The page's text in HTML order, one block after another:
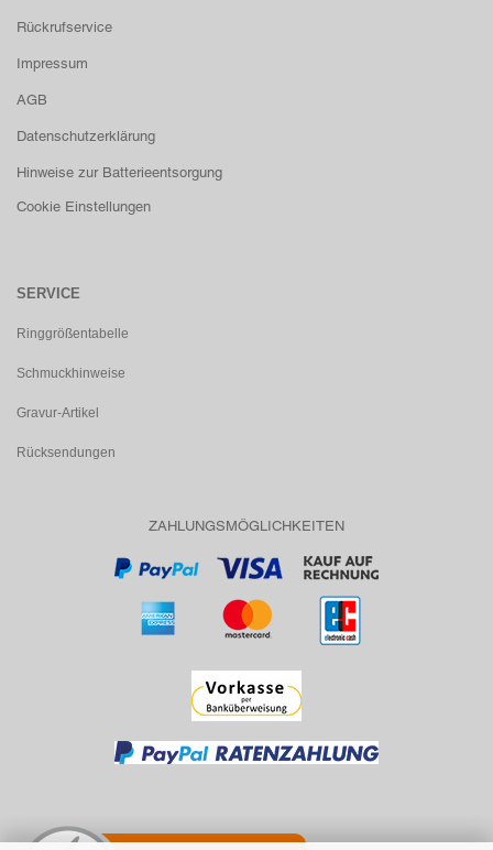
Rückrufservice
Impressum
AGB
Datenschutzerklärung
Hinweise zur Batterieentsorgung
Cookie Einstellungen
SERVICE
Ringgrößentabelle
Schmuckhinweise
Gravur-Artikel
Rücksendungen
ZAHLUNGSMÖGLICHKEITEN